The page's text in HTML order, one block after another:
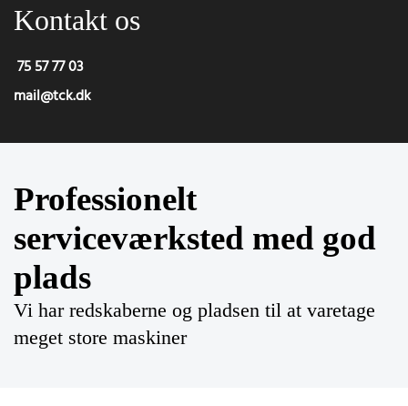
Kontakt os
75 57 77 03
mail@tck.dk
Professionelt
serviceværksted med god
plads
Vi har redskaberne og pladsen til at varetage
meget store maskiner